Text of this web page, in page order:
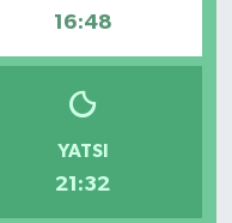
16:48
YATSI
21:32